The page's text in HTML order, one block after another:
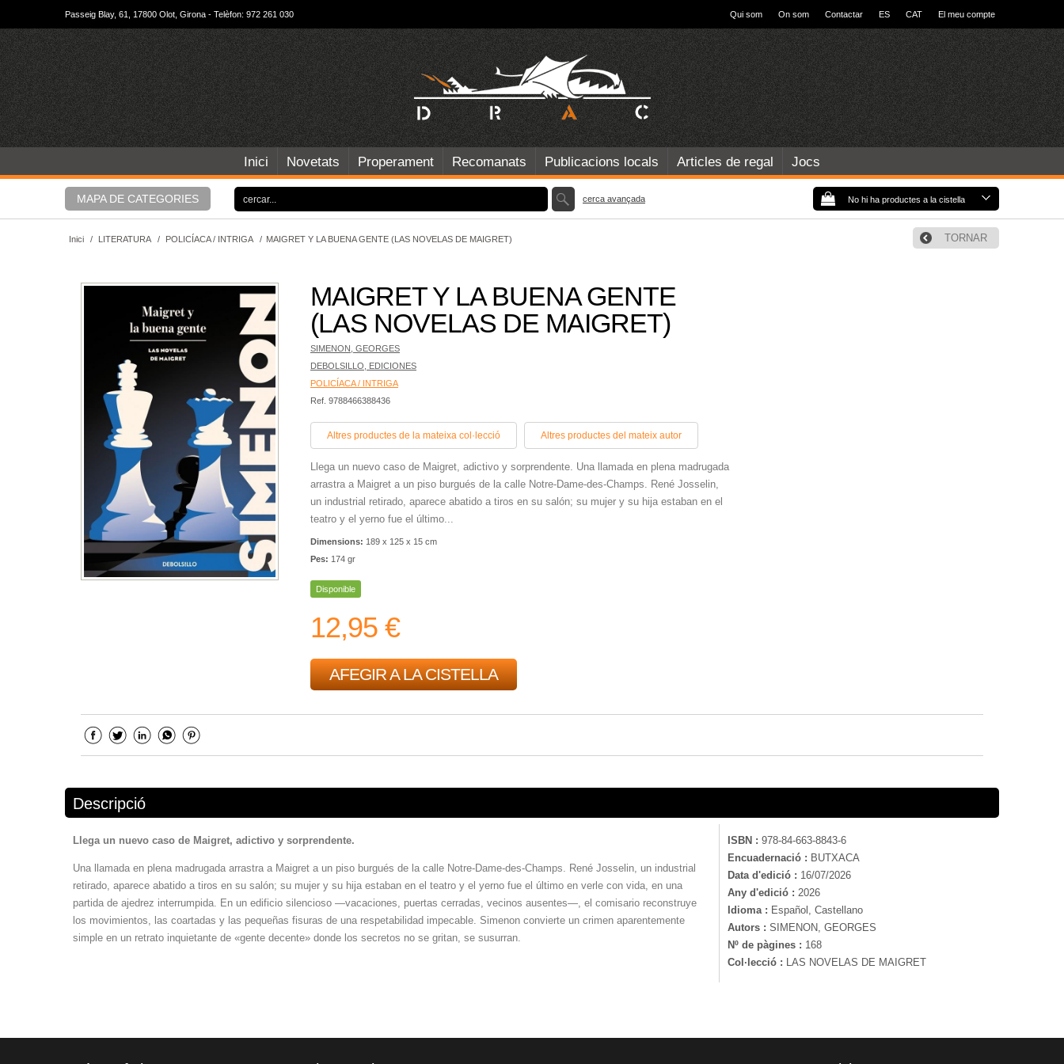
Passeig Blay, 61, 17800 Olot, Girona - Telèfon: 972 261 030 Qui som On som Contactar ES CAT El meu compte
Inici Novetats Properament Recomanats Publicacions locals Articles de regal Jocs
MAPA DE CATEGORIES No hi ha productes a la cistella
cerca avançada
Inici / LITERATURA / POLICÍACA / INTRIGA / MAIGRET Y LA BUENA GENTE (LAS NOVELAS DE MAIGRET) TORNAR
MAIGRET Y LA BUENA GENTE
(LAS NOVELAS DE MAIGRET)
SIMENON, GEORGES
DEBOLSILLO, EDICIONES
POLICÍACA / INTRIGA
Ref. 9788466388436
Altres productes de la mateixa col·lecció Altres productes del mateix autor
Llega un nuevo caso de Maigret, adictivo y sorprendente. Una llamada en plena madrugada
arrastra a Maigret a un piso burgués de la calle Notre-Dame-des-Champs. René Josselin,
un industrial retirado, aparece abatido a tiros en su salón; su mujer y su hija estaban en el
teatro y el yerno fue el último...
Dimensions: 189 x 125 x 15 cm
Pes: 174 gr
Disponible
12,95 €
AFEGIR A LA CISTELLA
Descripció
ISBN : 978-84-663-8843-6
Encuadernació : BUTXACA
Data d'edició : 16/07/2026
Any d'edició : 2026
Idioma : Español, Castellano
Autors : SIMENON, GEORGES
Nº de pàgines : 168
Col·lecció : LAS NOVELAS DE MAIGRET
Llega un nuevo caso de Maigret, adictivo y sorprendente.
Una llamada en plena madrugada arrastra a Maigret a un piso burgués de la calle Notre-Dame-des-Champs. René Josselin, un industrial
retirado, aparece abatido a tiros en su salón; su mujer y su hija estaban en el teatro y el yerno fue el último en verle con vida, en una
partida de ajedrez interrumpida. En un edificio silencioso —vacaciones, puertas cerradas, vecinos ausentes—, el comisario reconstruye
los movimientos, las coartadas y las pequeñas fisuras de una respetabilidad impecable. Simenon convierte un crimen aparentemente
simple en un retrato inquietante de «gente decente» donde los secretos no se gritan, se susurran.